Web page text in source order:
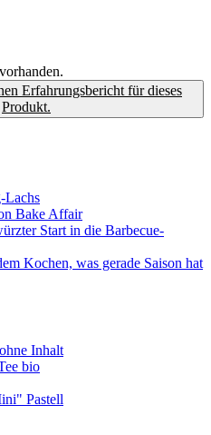
Erfahrungsbericht für dieses
Produkt.
Lachs
Bake Affair
Start in die Barbecue-
Kochen, was gerade Saison hat
Inhalt
bio
Pastell